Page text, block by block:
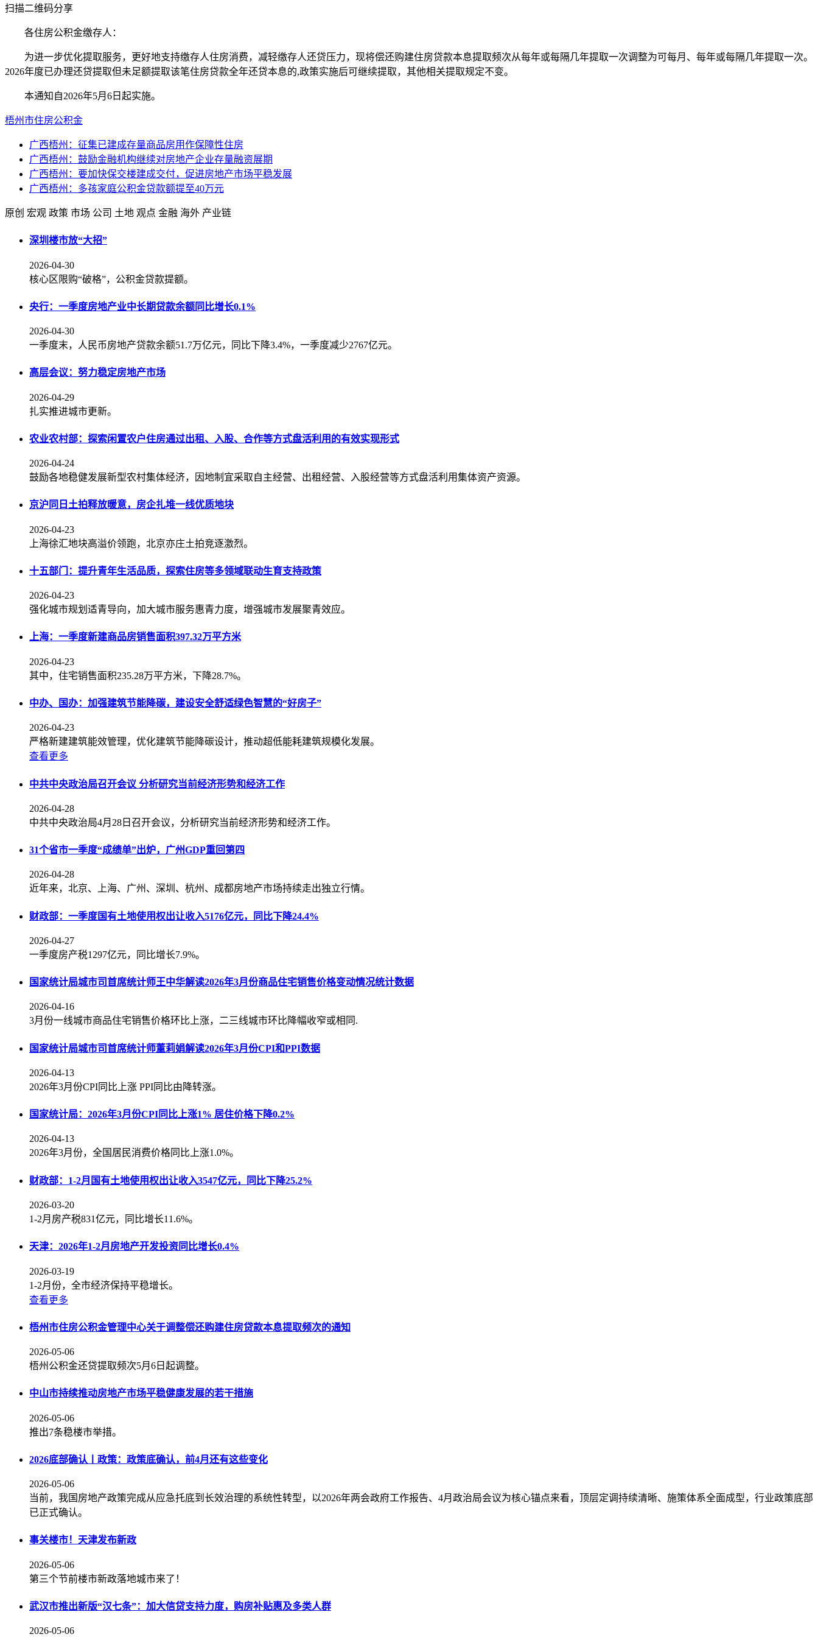
扫描二维码分享
各住房公积金缴存人：
为进一步优化提取服务，更好地支持缴存人住房消费，减轻缴存人还贷压力，现将偿还购建住房贷款本息提取频次从每年或每隔几年提取一次调整为可每月、每年或每隔几年提取一次。
2026年度已办理还贷提取但未足额提取该笔住房贷款全年还贷本息的,政策实施后可继续提取，其他相关提取规定不变。
本通知自2026年5月6日起实施。
梧州市住房公积金
广西梧州：征集已建成存量商品房用作保障性住房
广西梧州：鼓励金融机构继续对房地产企业存量融资展期
广西梧州：要加快保交楼建成交付，促进房地产市场平稳发展
广西梧州：多孩家庭公积金贷款额提至40万元
原创 宏观 政策 市场 公司 土地 观点 金融 海外 产业链
深圳楼市放“大招”
2026-04-30
核心区限购“破格”，公积金贷款提额。
央行：一季度房地产业中长期贷款余额同比增长0.1%
2026-04-30
一季度末，人民币房地产贷款余额51.7万亿元，同比下降3.4%，一季度减少2767亿元。
高层会议：努力稳定房地产市场
2026-04-29
扎实推进城市更新。
农业农村部：探索闲置农户住房通过出租、入股、合作等方式盘活利用的有效实现形式
2026-04-24
鼓励各地稳健发展新型农村集体经济，因地制宜采取自主经营、出租经营、入股经营等方式盘活利用集体资产资源。
京沪同日土拍释放暖意，房企扎堆一线优质地块
2026-04-23
上海徐汇地块高溢价领跑，北京亦庄土拍竞逐激烈。
十五部门：提升青年生活品质，探索住房等多领域联动生育支持政策
2026-04-23
强化城市规划适青导向，加大城市服务惠青力度，增强城市发展聚青效应。
上海：一季度新建商品房销售面积397.32万平方米
2026-04-23
其中，住宅销售面积235.28万平方米，下降28.7%。
中办、国办：加强建筑节能降碳，建设安全舒适绿色智慧的“好房子”
2026-04-23
严格新建建筑能效管理，优化建筑节能降碳设计，推动超低能耗建筑规模化发展。
查看更多
中共中央政治局召开会议 分析研究当前经济形势和经济工作
2026-04-28
中共中央政治局4月28日召开会议，分析研究当前经济形势和经济工作。
31个省市一季度“成绩单”出炉，广州GDP重回第四
2026-04-28
近年来，北京、上海、广州、深圳、杭州、成都房地产市场持续走出独立行情。
财政部：一季度国有土地使用权出让收入5176亿元，同比下降24.4%
2026-04-27
一季度房产税1297亿元，同比增长7.9%。
国家统计局城市司首席统计师王中华解读2026年3月份商品住宅销售价格变动情况统计数据
2026-04-16
3月份一线城市商品住宅销售价格环比上涨，二三线城市环比降幅收窄或相同.
国家统计局城市司首席统计师董莉娟解读2026年3月份CPI和PPI数据
2026-04-13
2026年3月份CPI同比上涨 PPI同比由降转涨。
国家统计局：2026年3月份CPI同比上涨1% 居住价格下降0.2%
2026-04-13
2026年3月份，全国居民消费价格同比上涨1.0%。
财政部：1-2月国有土地使用权出让收入3547亿元，同比下降25.2%
2026-03-20
1-2月房产税831亿元，同比增长11.6%。
天津：2026年1-2月房地产开发投资同比增长0.4%
2026-03-19
1-2月份，全市经济保持平稳增长。
查看更多
梧州市住房公积金管理中心关于调整偿还购建住房贷款本息提取频次的通知
2026-05-06
梧州公积金还贷提取频次5月6日起调整。
中山市持续推动房地产市场平稳健康发展的若干措施
2026-05-06
推出7条稳楼市举措。
2026底部确认丨政策：政策底确认，前4月还有这些变化
2026-05-06
当前，我国房地产政策完成从应急托底到长效治理的系统性转型，以2026年两会政府工作报告、4月政治局会议为核心锚点来看，顶层定调持续清晰、施策体系全面成型，行业政策底部
已正式确认。
事关楼市！天津发布新政
2026-05-06
第三个节前楼市新政落地城市来了！
武汉市推出新版“汉七条”：加大信贷支持力度，购房补贴惠及多类人群
2026-05-06